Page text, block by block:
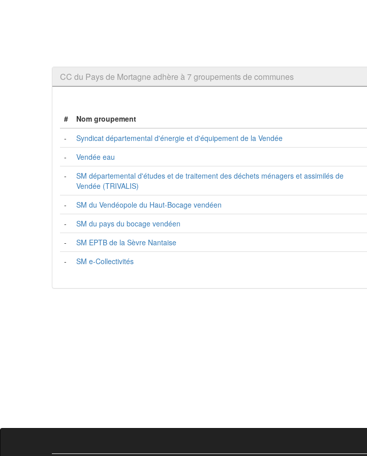
CC du Pays de Mortagne adhère à 7 groupements de communes
# Nom groupement
-
Syndicat départemental d'énergie et d'équipement de la Vendée
-
Vendée eau
-
SM départemental d'études et de traitement des déchets ménagers et assimilés de
Vendée (TRIVALIS)
- SM du Vendéopole du Haut-Bocage vendéen
-
SM du pays du bocage vendéen
-
SM EPTB de la Sèvre Nantaise
-
SM e-Collectivités